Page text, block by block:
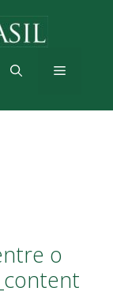
Menu
o